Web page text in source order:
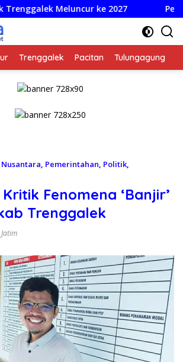
ke 2027 Perkuat Tata
Trenggalek Pacitan Tulungagung
Nusantara Pemerintahan Politik
Fenomena ‘Banjir’
Trenggalek